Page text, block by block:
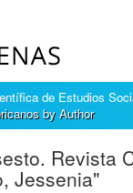
de Estudios
by Author
Revista
Jessenia"